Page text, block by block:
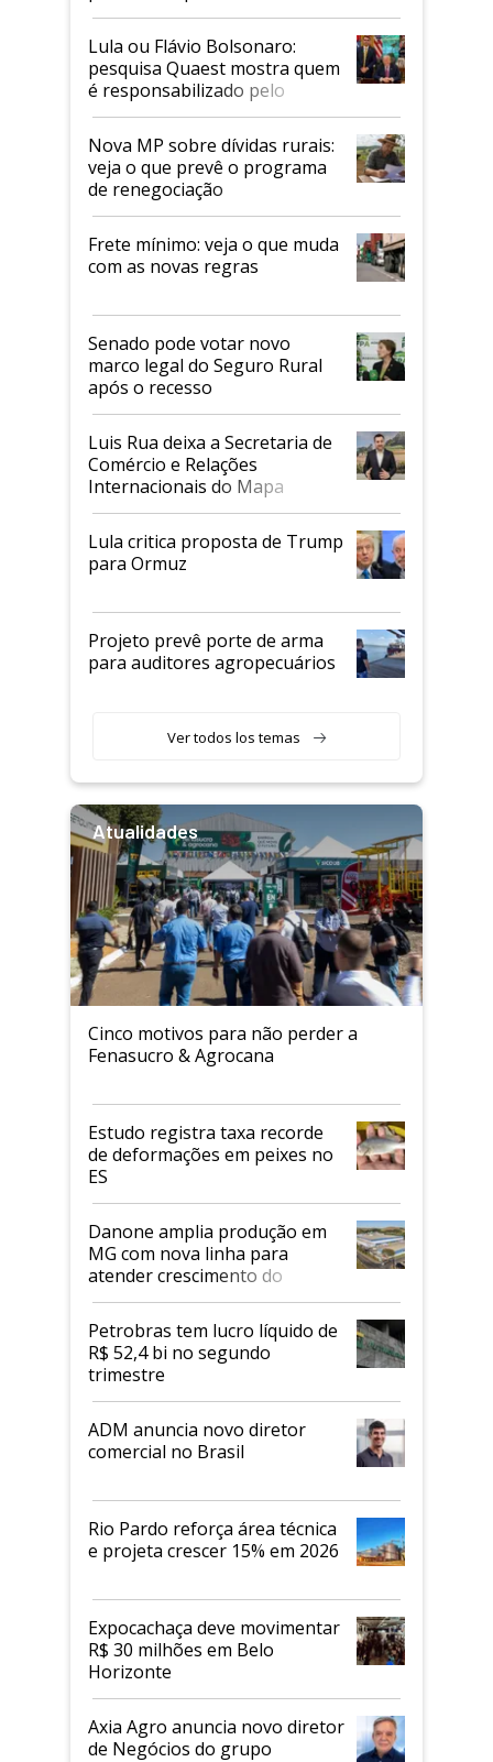
Faesp
Lula ou Flávio Bolsonaro:
pesquisa Quaest mostra quem
é responsabilizado pelo
tarifaço dos EUA
Nova MP sobre dívidas rurais:
veja o que prevê o programa
de renegociação
Frete mínimo: veja o que muda
com as novas regras
Senado pode votar novo
marco legal do Seguro Rural
após o recesso
Luis Rua deixa a Secretaria de
Comércio e Relações
Internacionais do Mapa
Lula critica proposta de Trump
para Ormuz
Projeto prevê porte de arma
para auditores agropecuários
Ver todos los temas
Atualidades
Cinco motivos para não perder a
Fenasucro & Agrocana
Estudo registra taxa recorde
de deformações em peixes no
ES
Danone amplia produção em
MG com nova linha para
atender crescimento do
mercado de alimentos
proteicos
Petrobras tem lucro líquido de
R$ 52,4 bi no segundo
trimestre
ADM anuncia novo diretor
comercial no Brasil
Rio Pardo reforça área técnica
e projeta crescer 15% em 2026
Expocachaça deve movimentar
R$ 30 milhões em Belo
Horizonte
Axia Agro anuncia novo diretor
de Negócios do grupo